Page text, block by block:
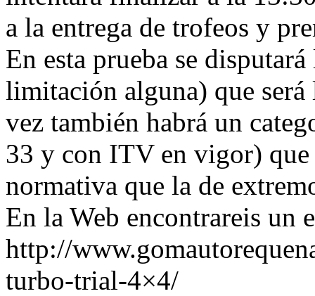
a la entrega de trofeos y
En esta prueba se
limitación alguna) que será
vez también habrá un
33 y con ITV en vigor) que
normativa que la de
En la Web encontrareis un
http://
turbo-trial-4×4/